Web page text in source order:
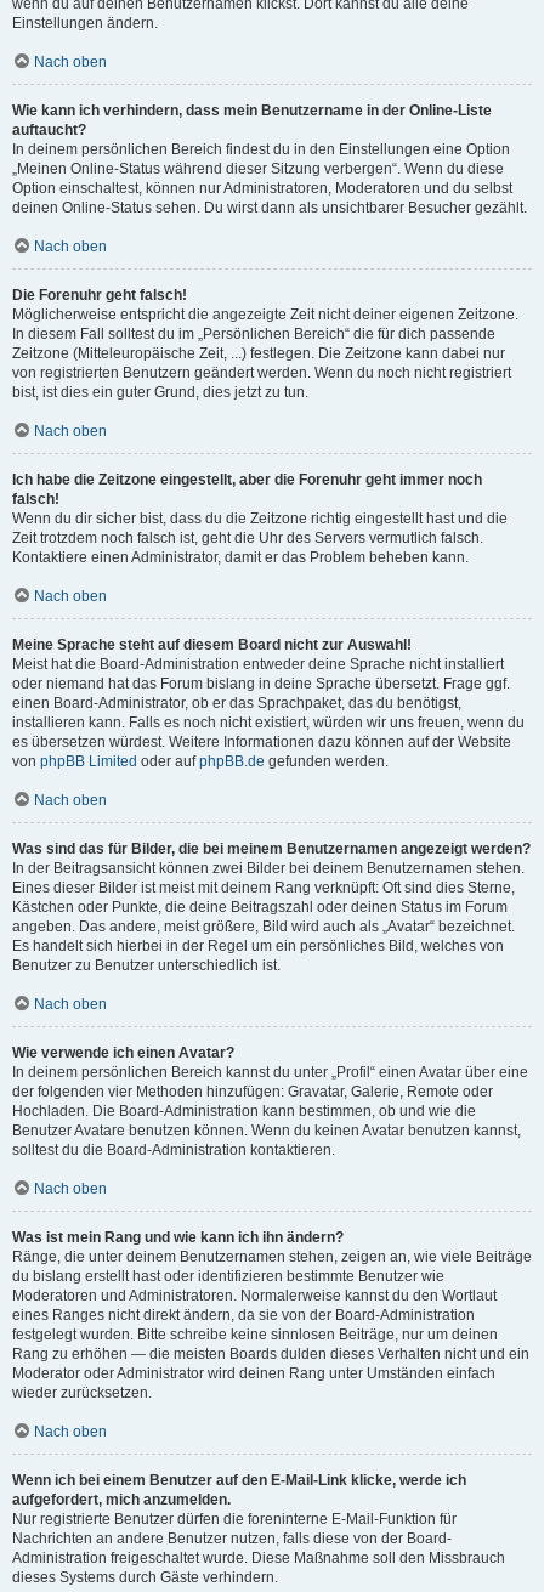
wenn du auf deinen Benutzernamen klickst. Dort kannst du alle deine
Einstellungen ändern.
Nach oben
Wie kann ich verhindern, dass mein Benutzername in der Online-Liste
auftaucht?
In deinem persönlichen Bereich findest du in den Einstellungen eine Option
„Meinen Online-Status während dieser Sitzung verbergen“. Wenn du diese
Option einschaltest, können nur Administratoren, Moderatoren und du selbst
deinen Online-Status sehen. Du wirst dann als unsichtbarer Besucher gezählt.
Nach oben
Die Forenuhr geht falsch!
Möglicherweise entspricht die angezeigte Zeit nicht deiner eigenen Zeitzone.
In diesem Fall solltest du im „Persönlichen Bereich“ die für dich passende
Zeitzone (Mitteleuropäische Zeit, ...) festlegen. Die Zeitzone kann dabei nur
von registrierten Benutzern geändert werden. Wenn du noch nicht registriert
bist, ist dies ein guter Grund, dies jetzt zu tun.
Nach oben
Ich habe die Zeitzone eingestellt, aber die Forenuhr geht immer noch
falsch!
Wenn du dir sicher bist, dass du die Zeitzone richtig eingestellt hast und die
Zeit trotzdem noch falsch ist, geht die Uhr des Servers vermutlich falsch.
Kontaktiere einen Administrator, damit er das Problem beheben kann.
Nach oben
Meine Sprache steht auf diesem Board nicht zur Auswahl!
Meist hat die Board-Administration entweder deine Sprache nicht installiert
oder niemand hat das Forum bislang in deine Sprache übersetzt. Frage ggf.
einen Board-Administrator, ob er das Sprachpaket, das du benötigst,
installieren kann. Falls es noch nicht existiert, würden wir uns freuen, wenn du
es übersetzen würdest. Weitere Informationen dazu können auf der Website
von phpBB Limited oder aufphpBB.de gefunden werden.
Nach oben
Was sind das für Bilder, die bei meinem Benutzernamen angezeigt werden?
In der Beitragsansicht können zwei Bilder bei deinem Benutzernamen stehen.
Eines dieser Bilder ist meist mit deinem Rang verknüpft: Oft sind dies Sterne,
Kästchen oder Punkte, die deine Beitragszahl oder deinen Status im Forum
angeben. Das andere, meist größere, Bild wird auch als „Avatar“ bezeichnet.
Es handelt sich hierbei in der Regel um ein persönliches Bild, welches von
Benutzer zu Benutzer unterschiedlich ist.
Nach oben
Wie verwende ich einen Avatar?
In deinem persönlichen Bereich kannst du unter „Profil“ einen Avatar über eine
der folgenden vier Methoden hinzufügen: Gravatar, Galerie, Remote oder
Hochladen. Die Board-Administration kann bestimmen, ob und wie die
Benutzer Avatare benutzen können. Wenn du keinen Avatar benutzen kannst,
solltest du die Board-Administration kontaktieren.
Nach oben
Was ist mein Rang und wie kann ich ihn ändern?
Ränge, die unter deinem Benutzernamen stehen, zeigen an, wie viele Beiträge
du bislang erstellt hast oder identifizieren bestimmte Benutzer wie
Moderatoren und Administratoren. Normalerweise kannst du den Wortlaut
eines Ranges nicht direkt ändern, da sie von der Board-Administration
festgelegt wurden. Bitte schreibe keine sinnlosen Beiträge, nur um deinen
Rang zu erhöhen — die meisten Boards dulden dieses Verhalten nicht und ein
Moderator oder Administrator wird deinen Rang unter Umständen einfach
wieder zurücksetzen.
Nach oben
Wenn ich bei einem Benutzer auf den E-Mail-Link klicke, werde ich
aufgefordert, mich anzumelden.
Nur registrierte Benutzer dürfen die foreninterne E-Mail-Funktion für
Nachrichten an andere Benutzer nutzen, falls diese von der Board-
Administration freigeschaltet wurde. Diese Maßnahme soll den Missbrauch
dieses Systems durch Gäste verhindern.